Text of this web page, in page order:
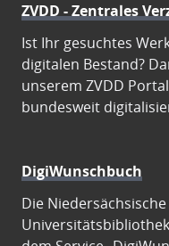
ZVDD - Zentrales
Ist Ihr gesuchtes
digitalen Bestand?
unserem ZVDD
bundesweit
DigiWunschbuch
Die